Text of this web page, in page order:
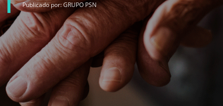
Publicado por: GRUPO PSN